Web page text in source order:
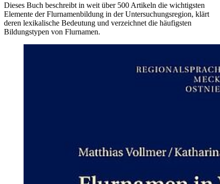
Dieses Buch beschreibt in weit über 500 Artikeln die wichtigsten
Elemente der Flurnamenbildung in der Untersuchungsregion, klärt
deren lexikalische Bedeutung und verzeichnet die häufigsten
Bildungstypen von Flurnamen.